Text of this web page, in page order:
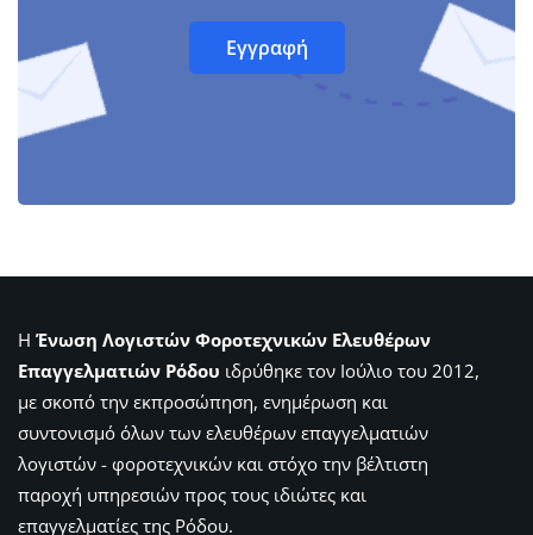
Η Ένωση Λογιστών Φοροτεχνικών Ελευθέρων
Επαγγελματιών Ρόδου ιδρύθηκε τον Ιούλιο του 2012,
με σκοπό την εκπροσώπηση, ενημέρωση και
συντονισμό όλων των ελευθέρων επαγγελματιών
λογιστών - φοροτεχνικών και στόχο την βέλτιστη
παροχή υπηρεσιών προς τους ιδιώτες και
επαγγελματίες της Ρόδου.